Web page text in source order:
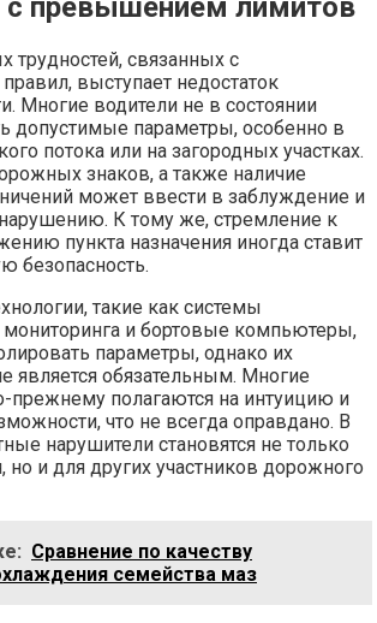
с превышением лимитов
трудностей, связанных с
выступает недостаток
Многие водители не в состоянии
допустимые параметры, особенно в
потока или на загородных участках.
знаков, а также наличие
может ввести в заблуждение и
К тому же, стремление к
пункта назначения иногда ставит
безопасность.
такие как системы
и бортовые компьютеры,
параметры, однако их
является обязательным. Многие
прежнему полагаются на интуицию и
что не всегда оправдано. В
нарушители становятся не только
но и для других участников дорожного
Сравнение по качеству
семейства маз